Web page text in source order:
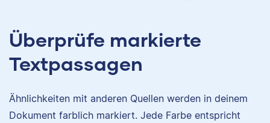
Überprüfe markierte
Textpassagen
Ähnlichkeiten mit anderen Quellen werden in deinem
Dokument farblich markiert. Jede Farbe entspricht